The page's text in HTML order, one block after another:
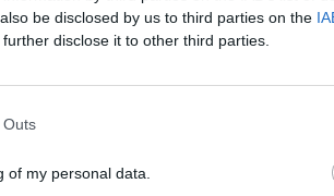
be disclosed by us to third parties on the
disclose it to other third parties.
Outs
of my personal data.
invita a dare
delle riforme stabilita dal
Bombassei,
che chiede più
le assunzioni. Netta
con il segretario del Pd